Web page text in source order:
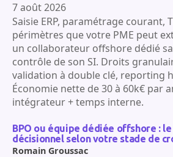
Saisie ERP, paramétrage courant,
périmètres que votre PME peut
un collaborateur offshore dédié
contrôle de son SI. Droits
validation à double clé, reporting
Économie nette de 30 à 60k€ par
intégrateur + temps interne.
7 août 2026
BPO ou équipe dédiée offshore :
décisionnel selon votre stade de
Romain Groussac